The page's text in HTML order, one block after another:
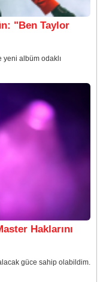
"Ben Taylor
yeni albüm odaklı
Haklarını
güce sahip olabildim.